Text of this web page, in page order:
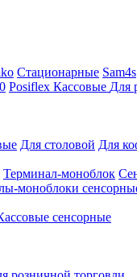
Стационарные Sam4s
Posiflex Кассовые Для
Для столовой Для
Терминал-моноблок
моноблоки
сенсорные